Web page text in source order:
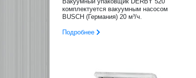
комплектуется вакуумным насосом
BUSCH (Германия) 20 м³/ч.
Подробнее